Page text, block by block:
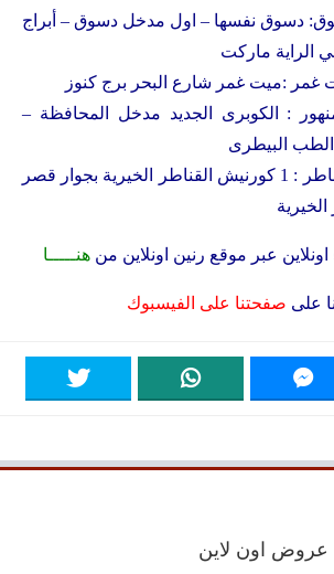
دسوق نفسها – اول مدخل دسوق – أبراج
الراية ماركت
غمر :ميت غمر شارع البحر برج كنوز
: الكوبرى الجديد مدخل المحافظة –
الطب البيطرى
رنين فرع القناطر : 1 كورنيش القناطر الخيرية بجوار قصر
عبر موقع رنين اونلاين من هنـــــا
على صفحتنا على الفيسبوك
عروض اون لاين